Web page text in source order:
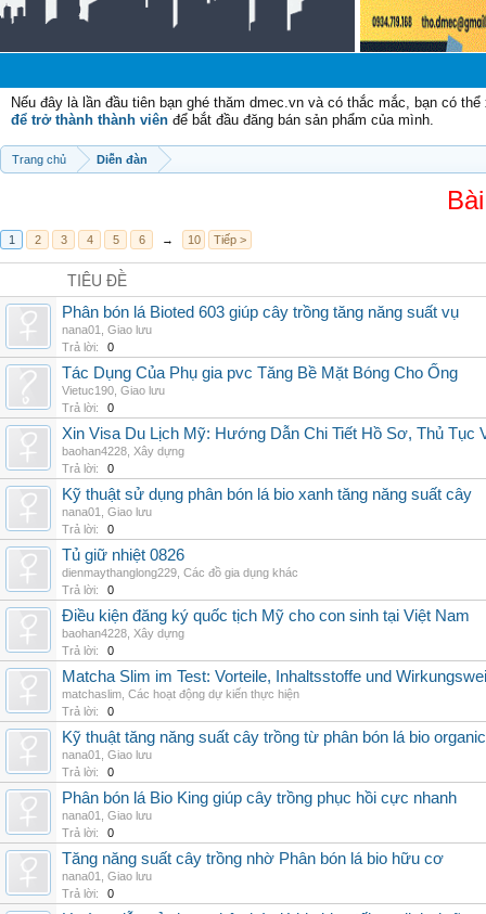
Nếu đây là lần đầu tiên bạn ghé thăm dmec.vn và có thắc mắc, bạn có
để trở thành thành viên để bắt đầu đăng bán sản phẩm của mình.
Trang chủ Diễn đàn
1 2 3 4 5 6 → 10 Tiếp >
TIÊU ĐỀ
Phân bón lá Bioted 603 giúp cây trồng tăng năng suất vụ
nana01
Giao lưu
Trả lời:
0
Tác Dụng Của Phụ gia pvc Tăng Bề Mặt Bóng Cho Ống
Vietuc190 Giao lưu
Trả lời:
0
Xin Visa Du Lịch Mỹ: Hướng Dẫn Chi Tiết Hồ Sơ, Thủ Tục
baohan4228 Xây dựng
Trả lời:
0
Kỹ thuật sử dụng phân bón lá bio xanh tăng năng suất cây
nana01
Giao lưu
Trả lời:
0
Tủ giữ nhiệt 0826
dienmaythanglong229 Các đồ gia dụng khác
Trả lời:
0
Điều kiện đăng ký quốc tịch Mỹ cho con sinh tại Việt Nam
baohan4228 Xây dựng
Trả lời:
0
Matcha Slim im Test: Vorteile, Inhaltsstoffe und
matchaslim Các hoạt động dự kiến thực hiện
Trả lời:
0
Kỹ thuật tăng năng suất cây trồng từ phân bón lá bio organic
nana01
Giao lưu
Trả lời:
0
Phân bón lá Bio King giúp cây trồng phục hồi cực nhanh
nana01
Giao lưu
Trả lời:
0
Tăng năng suất cây trồng nhờ Phân bón lá bio hữu cơ
nana01
Giao lưu
Trả lời:
0